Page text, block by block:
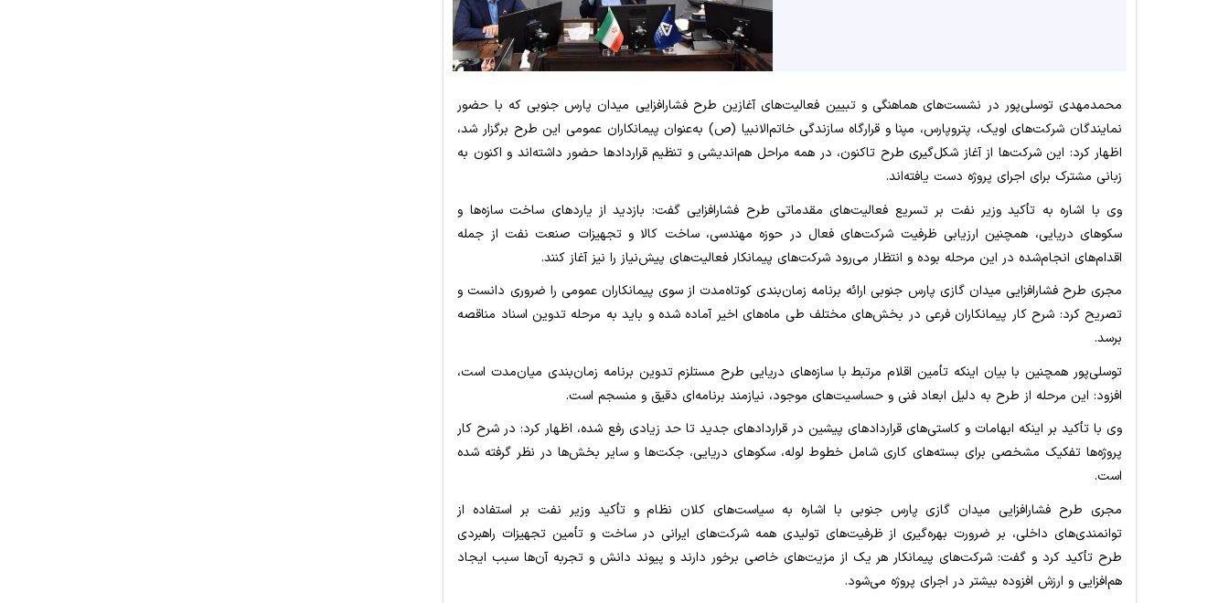
محمدمهدی توسلی‌پور در نشست‌های هماهنگی و تبیین فعالیت‌های آغازین طرح فشارافزایی میدان پارس جنوبی که با حضور
نمایندگان شرکت‌های اویک، پتروپارس، مپنا و قرارگاه سازندگی خاتم‌الانبیا (ص) به‌عنوان پیمانکاران عمومی این طرح برگزار شد،
اظهار کرد: این شرکت‌ها از آغاز شکل‌گیری طرح تاکنون، در همه مراحل هم‌اندیشی و تنظیم قراردادها حضور داشته‌اند و اکنون به
زبانی مشترک برای اجرای پروژه دست یافته‌اند.
وی با اشاره به تأکید وزیر نفت بر تسریع فعالیت‌های مقدماتی طرح فشارافزایی گفت: بازدید از یاردهای ساخت سازه‌ها و
سکوهای دریایی، همچنین ارزیابی ظرفیت شرکت‌های فعال در حوزه مهندسی، ساخت کالا و تجهیزات صنعت نفت از جمله
اقدام‌های انجام‌شده در این مرحله بوده و انتظار می‌رود شرکت‌های پیمانکار فعالیت‌های پیش‌نیاز را نیز آغاز کنند.
مجری طرح فشارافزایی میدان گازی پارس جنوبی ارائه برنامه زمان‌بندی کوتاه‌مدت از سوی پیمانکاران عمومی را ضروری دانست و
تصریح کرد: شرح کار پیمانکاران فرعی در بخش‌های مختلف طی ماه‌های اخیر آماده شده و باید به مرحله تدوین اسناد مناقصه
برسد.
توسلی‌پور همچنین با بیان اینکه تأمین اقلام مرتبط با سازه‌های دریایی طرح مستلزم تدوین برنامه زمان‌بندی میان‌مدت است،
افزود: این مرحله از طرح به دلیل ابعاد فنی و حساسیت‌های موجود، نیازمند برنامه‌ای دقیق و منسجم است.
وی با تأکید بر اینکه ابهامات و کاستی‌های قراردادهای پیشین در قراردادهای جدید تا حد زیادی رفع شده، اظهار کرد: در شرح کار
پروژه‌ها تفکیک مشخصی برای بسته‌های کاری شامل خطوط لوله، سکوهای دریایی، جکت‌ها و سایر بخش‌ها در نظر گرفته شده
است.
مجری طرح فشارافزایی میدان گازی پارس جنوبی با اشاره به سیاست‌های کلان نظام و تأکید وزیر نفت بر استفاده از
توانمندی‌های داخلی، بر ضرورت بهره‌گیری از ظرفیت‌های تولیدی همه شرکت‌های ایرانی در ساخت و تأمین تجهیزات راهبردی
طرح تأکید کرد و گفت: شرکت‌های پیمانکار هر یک از مزیت‌های خاصی برخور دارند و پیوند دانش و تجربه آن‌ها سبب ایجاد
هم‌افزایی و ارزش افزوده بیشتر در اجرای پروژه می‌شود.